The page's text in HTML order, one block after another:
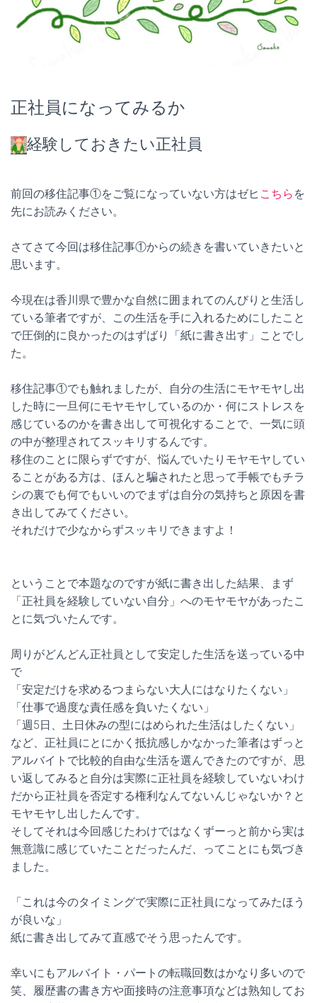
正社員になってみるか
経験しておきたい正社員
前回の移住記事①をご覧になっていない方はゼヒ こちら を
先にお読みください。
さてさて今回は移住記事①からの続きを書いていきたいと
思います。
今現在は香川県で豊かな自然に囲まれてのんびりと生活し
ている筆者ですが、この生活を手に入れるためにしたこと
で圧倒的に良かったのはずばり「紙に書き出す」ことでし
た。
移住記事①でも触れましたが、自分の生活にモヤモヤし出
した時に一旦何にモヤモヤしているのか・何にストレスを
感じているのかを書き出して可視化することで、一気に頭
の中が整理されてスッキリするんです。
移住のことに限らずですが、悩んでいたりモヤモヤしてい
ることがある方は、ほんと騙されたと思って手帳でもチラ
シの裏でも何でもいいのでまずは自分の気持ちと原因を書
き出してみてください。
それだけで少なからずスッキリできますよ！
ということで本題なのですが紙に書き出した結果、まず
「正社員を経験していない自分」へのモヤモヤがあったこ
とに気づいたんです。
周りがどんどん正社員として安定した生活を送っている中
で
「安定だけを求めるつまらない大人にはなりたくない」
「仕事で過度な責任感を負いたくない」
「週5日、土日休みの型にはめられた生活はしたくない」
など、正社員にとにかく抵抗感しかなかった筆者はずっと
アルバイトで比較的自由な生活を選んできたのですが、思
い返してみると自分は実際に正社員を経験していないわけ
だから正社員を否定する権利なんてないんじゃないか？と
モヤモヤし出したんです。
そしてそれは今回感じたわけではなくずーっと前から実は
無意識に感じていたことだったんだ、ってことにも気づき
ました。
「これは今のタイミングで実際に正社員になってみたほう
が良いな」
紙に書き出してみて直感でそう思ったんです。
幸いにもアルバイト・パートの転職回数はかなり多いので
笑、履歴書の書き方や面接時の注意事項などは熟知してお